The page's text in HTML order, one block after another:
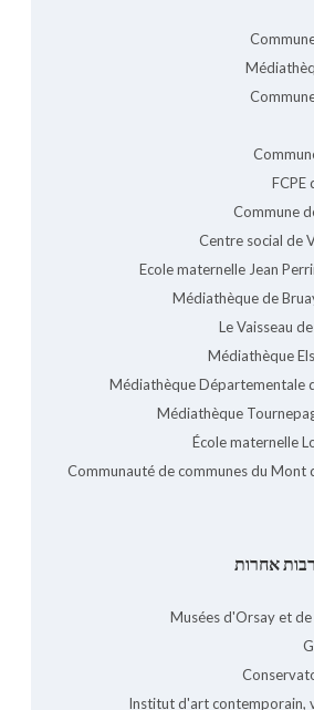
FCPE
Commune
Centre social de
Ecole maternelle Jean
Médiathèque de
Le Vaisseau
Médiathèque
Médiathèque Départementale
Médiathèque
École maternelle
Communauté de communes du Mont
אחרות
Musées d'Orsay et de
Institut d'art contemporain,